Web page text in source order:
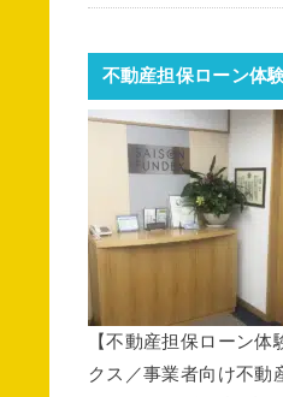
不動産担保ローン体
【不動産担保ローン
クス／事業者向け不動